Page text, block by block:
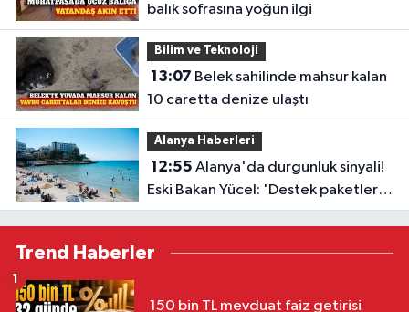
balık sofrasına yoğun ilgi
Bilim ve Teknoloji
13:07
10 caretta denize ulaştı
Alanya Haberleri
12:55
Eski Bakan Yücel: 'Destek paketleri
turizmin sorununa çözüm değil'
Trend Haberler
150 bin TL mevduat faiz getirisi
1